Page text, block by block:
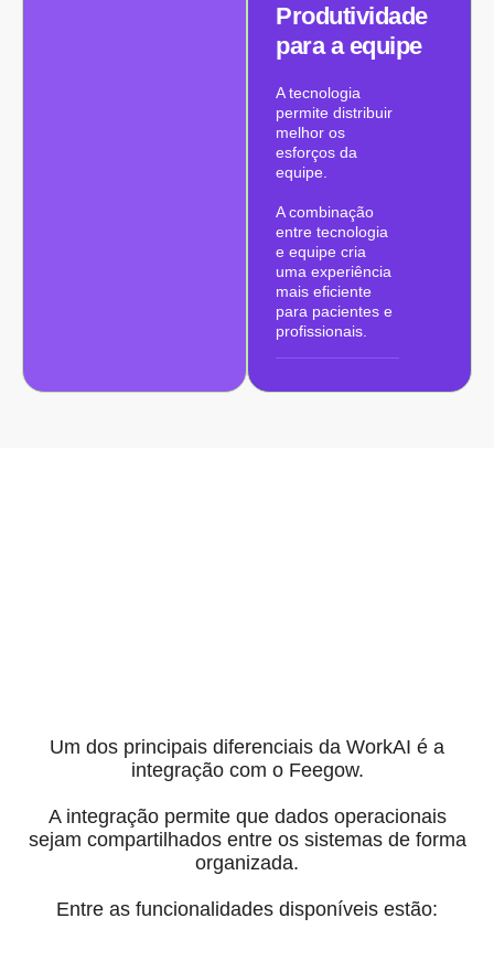
Produtividade
para a equipe
A tecnologia
permite distribuir
melhor os
esforços da
equipe.
A combinação
entre tecnologia
e equipe cria
uma experiência
mais eficiente
para pacientes e
profissionais.
Um dos principais diferenciais da WorkAI é a
integração com o Feegow.
A integração permite que dados operacionais
sejam compartilhados entre os sistemas de forma
organizada.
Entre as funcionalidades disponíveis estão: